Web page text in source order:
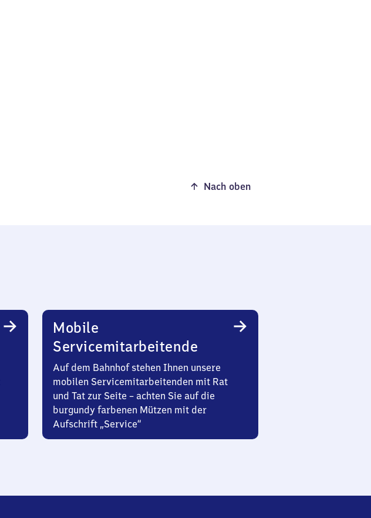
Nach oben
Mobile
Servicemitarbeitende
Auf dem Bahnhof stehen Ihnen unsere
mobilen Servicemitarbeitenden mit Rat
und Tat zur Seite – achten Sie auf die
burgundy farbenen Mützen mit der
Aufschrift „Service“